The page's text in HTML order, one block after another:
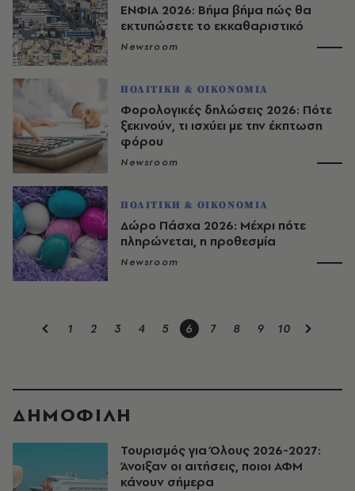
ΕΝΦΙΑ 2026: Βήμα βήμα πώς θα
εκτυπώσετε το εκκαθαριστικό
Newsroom
ΠΟΛΙΤΙΚΗ & ΟΙΚΟΝΟΜΙΑ
Φορολογικές δηλώσεις 2026: Πότε
ξεκινούν, τι ισχύει με την έκπτωση
φόρου
Newsroom
ΠΟΛΙΤΙΚΗ & ΟΙΚΟΝΟΜΙΑ
Δώρο Πάσχα 2026: Μέχρι πότε
πληρώνεται, η προθεσμία
Newsroom
1 2 3 4 5 6 7 8 9 10
ΔΗΜΟΦΙΛΗ
Τουρισμός για Όλους 2026-2027:
Άνοιξαν οι αιτήσεις, ποιοι ΑΦΜ
κάνουν σήμερα